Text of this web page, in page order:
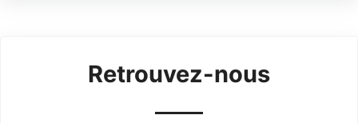
Retrouvez-nous